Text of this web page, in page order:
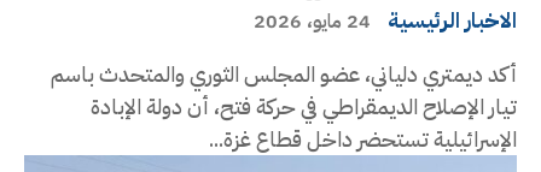
الاخبار الرئيسية 24 مايو، 2026
أكد ديمتري دلياني، عضو المجلس الثوري والمتحدث باسم
تيار الإصلاح الديمقراطي في حركة فتح، أن دولة الإبادة
الإسرائيلية تستحضر داخل قطاع غزة...